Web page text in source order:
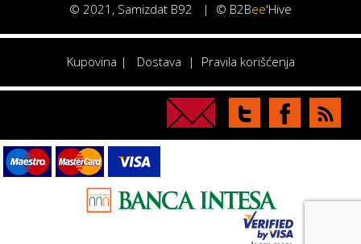
© 2021 , Samizdat B92 | © B2Bee'Hive
Kupovina | Dostava | Pravila korišćenja